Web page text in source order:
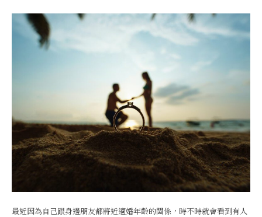
最近因為自己跟身邊朋友都將近適婚年齡的關係，時不時就會看到有人